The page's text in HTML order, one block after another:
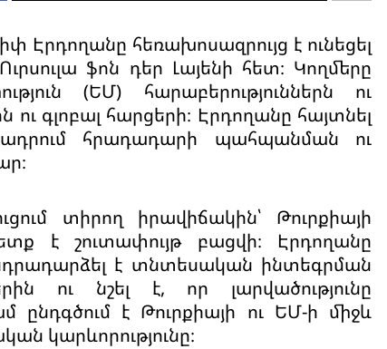
հեռախոսազրույց է ունեցել
ֆոն դեր Լայենի հետ։ Կողմերը
(ԵՄ) հարաբերություններն ու
գլոբալ հարցերի։ Էրդողանը հայտնել
հրադադարի պահպանման ու
տիրող իրավիճակին՝ Թուրքիայի
է շուտափույթ բացվի։ Էրդողանը
է տնտեսական ինտեգրման
ու նշել է, որ լարվածությունը
է Թուրքիայի ու ԵՄ-ի միջև
կարևորությունը։